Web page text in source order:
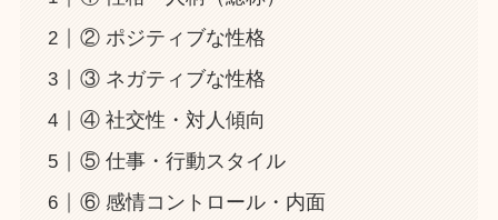
② ポジティブな性格
③ ネガティブな性格
④ 社交性・対人傾向
⑤ 仕事・行動スタイル
⑥ 感情コントロール・内面